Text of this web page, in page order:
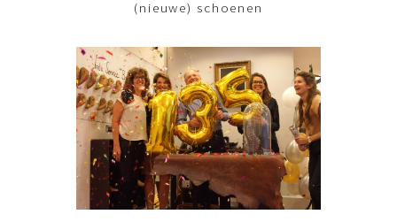
(nieuwe) schoenen